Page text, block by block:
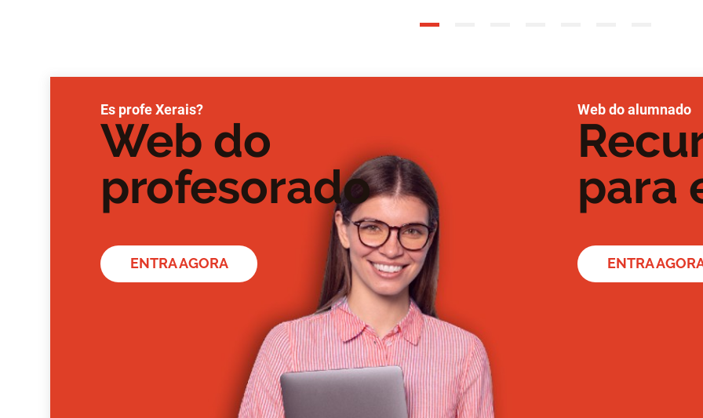
Es profe Xerais?
Web do
profesorado
ENTRA AGORA
Web do alumnado
para
ENTRA